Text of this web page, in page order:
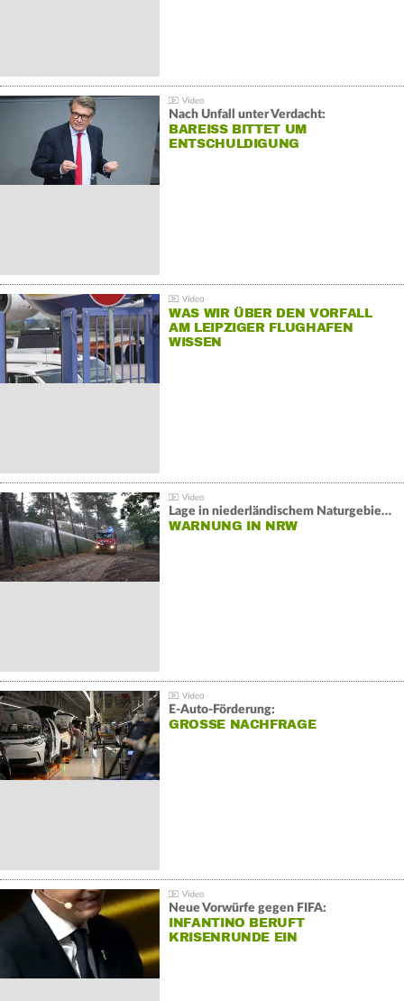
Nach Unfall unter Verdacht:
BAREISS BITTET UM E
NTSCHULDIGUNG
WAS WIR ÜBER DEN VORFALL
AM LEIPZIGER FLUGHAFEN
WISSEN
Lage in niederländischem Naturgebiet stabil
WARNUNG IN NRW
E-Auto-Förderung:
GROSSE NACHFRAGE
Neue Vorwürfe gegen FIFA:
INFANTINO BERUFT
KRISENRUNDE EIN